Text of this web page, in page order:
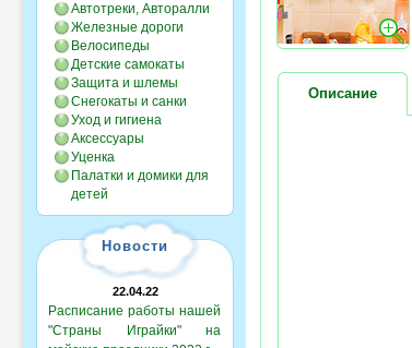
Автотреки, Авторалли
Железные дороги
Велосипеды
Детские самокаты
Защита и шлемы
Снегокаты и санки
Уход и гигиена
Аксессуары
Уценка
Палатки и домики для
детей
Новости
22.04.22
Расписание работы нашей
"Страны Играйки" на
Описание